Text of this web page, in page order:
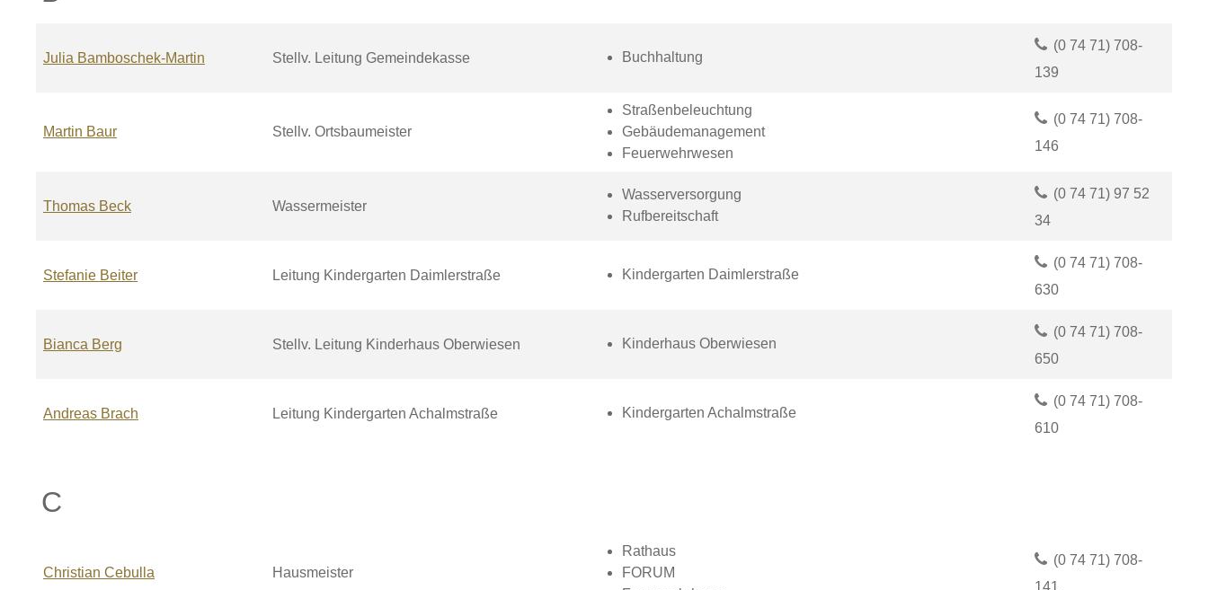
Julia Bamboschek-Martin Stellv. Leitung Gemeindekasse Buchhaltung
(0 74 71) 708-
139
Martin Baur Stellv. Ortsbaumeister
Straßenbeleuchtung
Gebäudemanagement
Feuerwehrwesen
(0 74 71) 708-
146
Thomas Beck Wassermeister
Wasserversorgung
Rufbereitschaft
(0 74 71) 97 52
34
Stefanie Beiter Leitung Kindergarten Daimlerstraße Kindergarten Daimlerstraße
(0 74 71) 708-
630
Bianca Berg Stellv. Leitung Kinderhaus Oberwiesen Kinderhaus Oberwiesen
(0 74 71) 708-
650
Andreas Brach Leitung Kindergarten Achalmstraße Kindergarten Achalmstraße
(0 74 71) 708-
610
C
Christian Cebulla Hausmeister
Rathaus
FORUM
(0 74 71) 708-
141